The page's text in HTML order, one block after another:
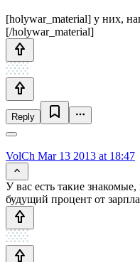
[holywar_material] у них,
[/holywar_material]
Reply
VolCh Mar 13 2013 at 18:47
У вас есть такие
будущий процент от